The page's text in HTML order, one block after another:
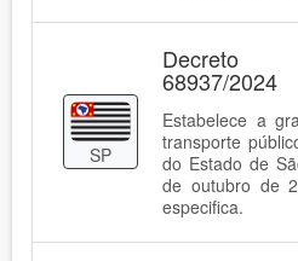
SP
68937/2024
Estabelece a
transporte
do Estado de
de outubro de
especifica.